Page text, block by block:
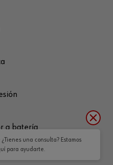
a batería
¿Tienes una consulta? Estamos
para ayudarte.